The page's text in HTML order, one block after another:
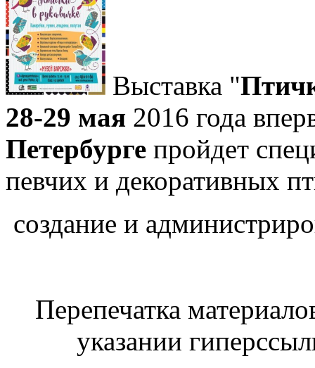
Выставка "
28-29 мая 2016 года
Петербурге пройдет
певчих и декоративных
создание и
Перепечатка
указании